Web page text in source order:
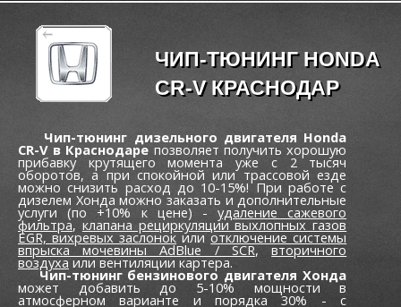
ЧИП-ТЮНИНГ HONDA
CR-V КРАСНОДАР
Чип-тюнинг дизельного двигателя Honda
CR-V в Краснодаре позволяет получить хорошую
прибавку крутящего момента уже c 2 тысяч
оборотов, а при спокойной или трассовой езде
можно снизить расход до 10-15%! При работе с
дизелем Хонда можно заказать и дополнительные
услуги (по +10% к цене) -удаление сажевого
фильтра, клапана рециркуляции выхлопных газов
EGR,вихревых заслонокилиотключение системы
впрыска мочевины AdBlue / SCR,вторичного
воздухаили вентиляции картера.
Чип-тюнинг бензинового двигателя Хонда
может добавить до 5-10% мощности в
атмосферном варианте и порядка 30% - с